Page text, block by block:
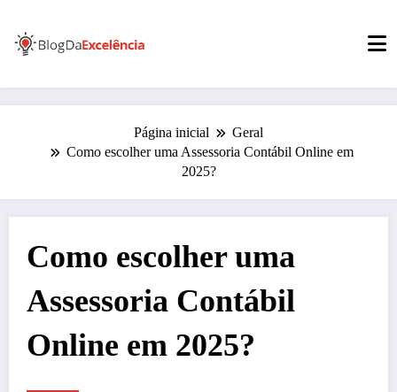
para
conteúdo
Página inicial
Geral
Como escolher uma Assessoria Contábil Online em
2025?
Como escolher uma
Assessoria Contábil
Online em 2025?